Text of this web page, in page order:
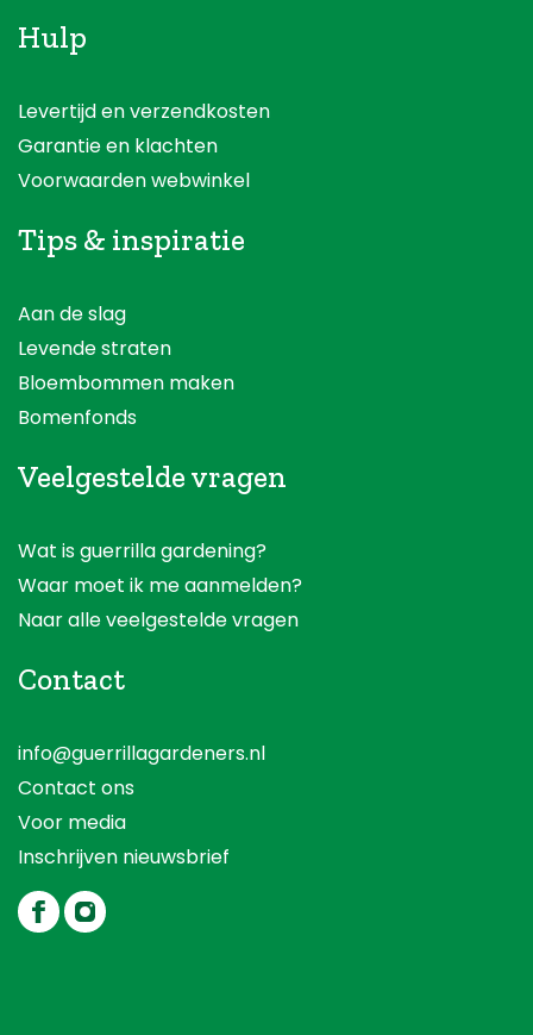
Hulp
Levertijd en verzendkosten
Garantie en klachten
Voorwaarden webwinkel
Tips & inspiratie
Aan de slag
Levende straten
Bloembommen maken
Bomenfonds
Veelgestelde vragen
Wat is guerrilla gardening?
Waar moet ik me aanmelden?
Naar alle veelgestelde vragen
Contact
info@guerrillagardeners.nl
Contact ons
Voor media
Inschrijven nieuwsbrief